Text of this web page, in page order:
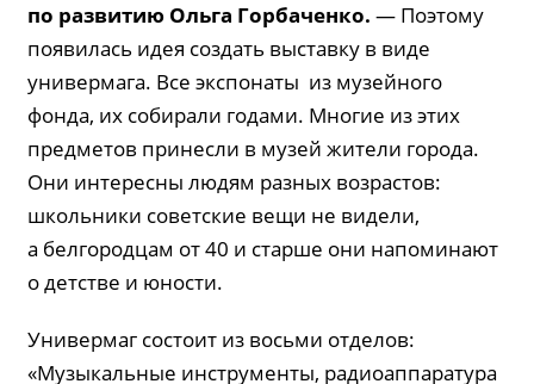
по развитию Ольга Горбаченко.— Поэтому
появилась идея создать выставку в виде
универмага. Все экспонаты из музейного
фонда, их собирали годами. Многие из этих
предметов принесли в музей жители города.
Они интересны людям разных возрастов:
школьники советские вещи не видели,
а белгородцам от 40 и старше они напоминают
о детстве и юности.
Универмаг состоит из восьми отделов:
«Музыкальные инструменты, радиоаппаратура